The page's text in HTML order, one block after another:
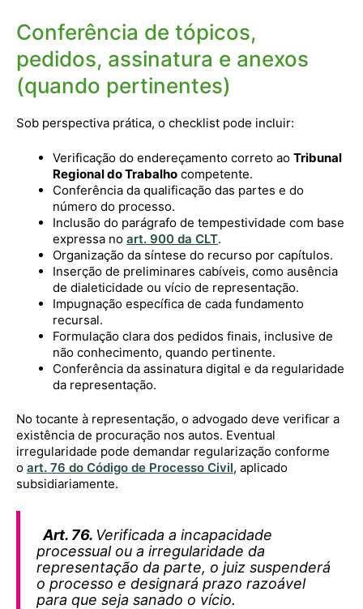
Conferência de tópicos,
pedidos, assinatura e anexos
(quando pertinentes)
Sob perspectiva prática, o checklist pode incluir:
Verificação do endereçamento correto ao Tribunal
Regional do Trabalho competente.
Conferência da qualificação das partes e do
número do processo.
Inclusão do parágrafo de tempestividade com base
expressa no art. 900 da CLT.
Organização da síntese do recurso por capítulos.
Inserção de preliminares cabíveis, como ausência
de dialeticidade ou vício de representação.
Impugnação específica de cada fundamento
recursal.
Formulação clara dos pedidos finais, inclusive de
não conhecimento, quando pertinente.
Conferência da assinatura digital e da regularidade
da representação.
No tocante à representação, o advogado deve verificar a
existência de procuração nos autos. Eventual
irregularidade pode demandar regularização conforme
o art. 76 do Código de Processo Civil, aplicado
subsidiariamente.
Art. 76. Verificada a incapacidade
processual ou a irregularidade da
representação da parte, o juiz suspenderá
o processo e designará prazo razoável
para que seja sanado o vício.